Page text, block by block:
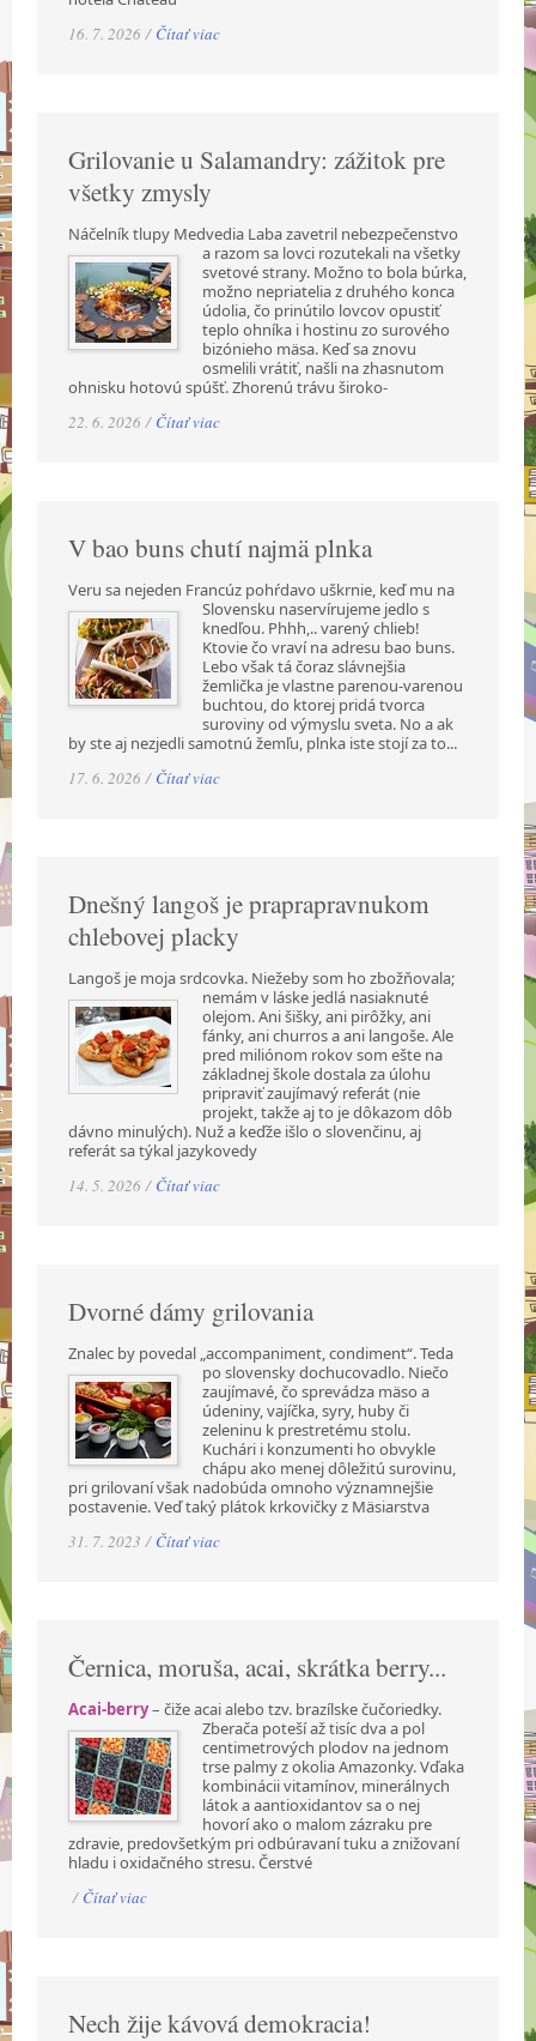
16. 7. 2026 / Čítať viac
Grilovanie u Salamandry: zážitok pre
všetky zmysly
Náčelník tlupy Medvedia Laba zavetril nebezpečenstvo
a razom sa lovci rozutekali na všetky
svetové strany. Možno to bola búrka,
možno nepriatelia z druhého konca
údolia, čo prinútilo lovcov opustiť
teplo ohníka i hostinu zo surového
bizónieho mäsa. Keď sa znovu
osmelili vrátiť, našli na zhasnutom
ohnisku hotovú spúšť. Zhorenú trávu široko-
22. 6. 2026 / Čítať viac
V bao buns chutí najmä plnka
Veru sa nejeden Francúz pohŕdavo uškrnie, keď mu na
Slovensku naservírujeme jedlo s
knedľou. Phhh,.. varený chlieb!
Ktovie čo vraví na adresu bao buns.
Lebo však tá čoraz slávnejšia
žemlička je vlastne parenou-varenou
buchtou, do ktorej pridá tvorca
suroviny od výmyslu sveta. No a ak
by ste aj nezjedli samotnú žemľu, plnka iste stojí za to...
17. 6. 2026 / Čítať viac
Dnešný langoš je praprapravnukom
chlebovej placky
Langoš je moja srdcovka. Niežeby som ho zbožňovala;
nemám v láske jedlá nasiaknuté
olejom. Ani šišky, ani pirôžky, ani
fánky, ani churros a ani langoše. Ale
pred miliónom rokov som ešte na
základnej škole dostala za úlohu
pripraviť zaujímavý referát (nie
projekt, takže aj to je dôkazom dôb
dávno minulých). Nuž a keďže išlo o slovenčinu, aj
referát sa týkal jazykovedy
14. 5. 2026 / Čítať viac
Dvorné dámy grilovania
Znalec by povedal „accompaniment, condiment“. Teda
po slovensky dochucovadlo. Niečo
zaujímavé, čo sprevádza mäso a
údeniny, vajíčka, syry, huby či
zeleninu k prestretému stolu.
Kuchári i konzumenti ho obvykle
chápu ako menej dôležitú surovinu,
pri grilovaní však nadobúda omnoho významnejšie
postavenie. Veď taký plátok krkovičky z Mäsiarstva
31. 7. 2023 / Čítať viac
Černica, moruša, acai, skrátka berry...
Acai-berry– čiže acai alebo tzv. brazílske čučoriedky.
Zberača poteší až tisíc dva a pol
centimetrových plodov na jednom
trse palmy z okolia Amazonky. Vďaka
kombinácii vitamínov, minerálnych
látok a aantioxidantov sa o nej
hovorí ako o malom zázraku pre
zdravie, predovšetkým pri odbúravaní tuku a znižovaní
hladu i oxidačného stresu. Čerstvé
/ Čítať viac
Nech žije kávová demokracia!